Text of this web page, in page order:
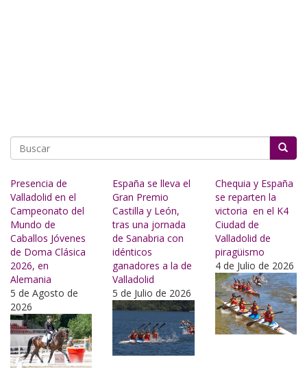
Presencia de
Valladolid en el
Campeonato del
Mundo de
Caballos Jóvenes
de Doma Clásica
2026, en
Alemania
5 de Agosto de
2026
España se lleva el
Gran Premio
Castilla y León,
tras una jornada
de Sanabria con
idénticos
ganadores a la de
Valladolid
5 de Julio de 2026
Chequia y España
se reparten la
victoria en el K4
Ciudad de
Valladolid de
piragüismo
4 de Julio de 2026